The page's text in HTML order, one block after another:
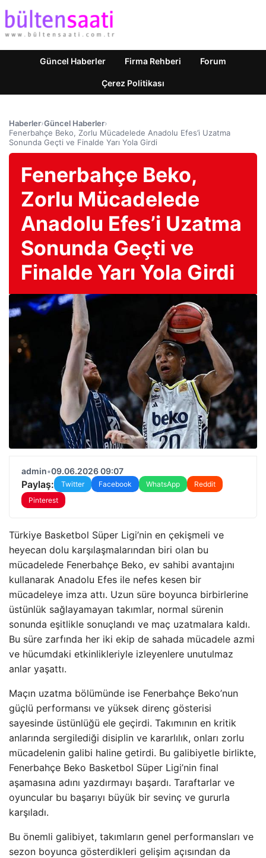
Güncel Haberler Firma Rehberi Forum
Çerez Politikası
Haberler›Güncel Haberler›
Fenerbahçe Beko, Zorlu Mücadelede Anadolu Efes’i Uzatma
Sonunda Geçti ve Finalde Yarı Yola Girdi
Fenerbahçe Beko,
Zorlu Mücadelede
Anadolu Efes’i Uzatma
Sonunda Geçti ve
Finalde Yarı Yola Girdi
admin•09.06.2026 09:07
Paylaş: Twitter Facebook WhatsApp
Reddit
Pinterest
Türkiye Basketbol Süper Ligi’nin en çekişmeli ve
heyecan dolu karşılaşmalarından biri olan bu
mücadelede Fenerbahçe Beko, ev sahibi avantajını
kullanarak Anadolu Efes ile nefes kesen bir
mücadeleye imza attı. Uzun süre boyunca birbirlerine
üstünlük sağlayamayan takımlar, normal sürenin
sonunda eşitlikle sonuçlandı ve maç uzatmalara kaldı.
Bu süre zarfında her iki ekip de sahada mücadele azmi
ve hücumdaki etkinlikleriyle izleyenlere unutulmaz
anlar yaşattı.
Maçın uzatma bölümünde ise Fenerbahçe Beko’nun
güçlü performansı ve yüksek direnç gösterisi
sayesinde üstünlüğü ele geçirdi. Takımının en kritik
anlarında sergilediği disiplin ve kararlılık, onları zorlu
mücadelenin galibi haline getirdi. Bu galibiyetle birlikte,
Fenerbahçe Beko Basketbol Süper Ligi’nin final
aşamasına adını yazdırmayı başardı. Taraftarlar ve
oyuncular bu başarıyı büyük bir sevinç ve gururla
karşıladı.
Bu önemli galibiyet, takımların genel performansları ve
sezon boyunca gösterdikleri gelişim açısından da